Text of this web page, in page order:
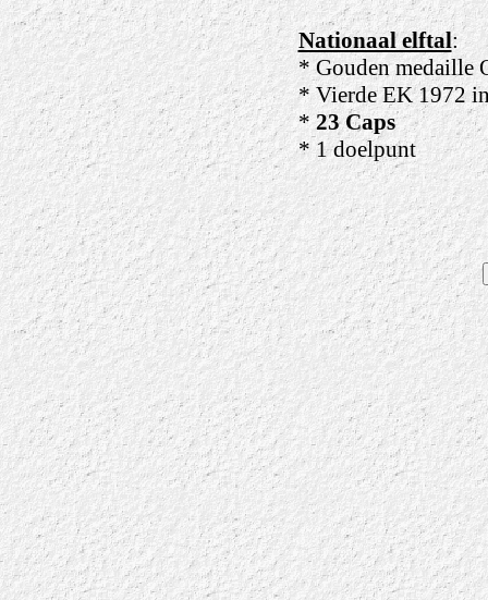
Nationaal elftal:
* Gouden medaille
* Vierde EK 1972
* 23 Caps
* 1 doelpunt